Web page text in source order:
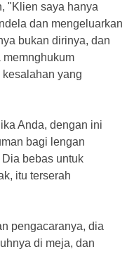
"Klien saya hanya
dan mengeluarkan
bukan dirinya, dan
memnghukum
yang
Anda, dengan ini
bagi lengan
bebas untuk
itu terserah
pengacaranya, dia
di meja, dan